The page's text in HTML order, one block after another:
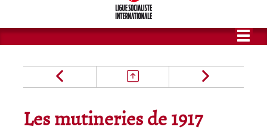
Les mutineries de 1917